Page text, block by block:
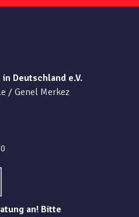
Deutschland e.V.
/ Genel Merkez
an! Bitte